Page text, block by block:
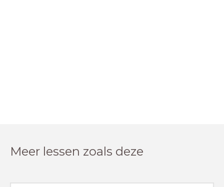
Meer lessen zoals deze